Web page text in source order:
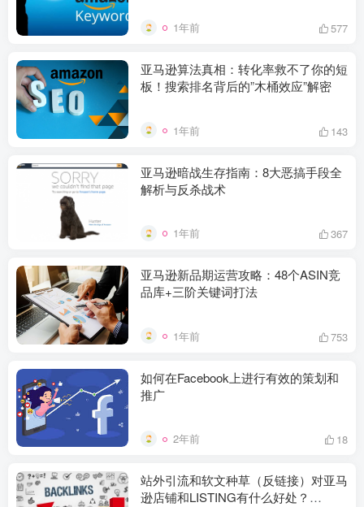
1年前 577
亚马逊算法真相：转化率救不了你的短
板！搜索排名背后的”木桶效应”解密
1年前 143
亚马逊暗战生存指南：8大恶搞手段全
解析与反杀战术
1年前 367
亚马逊新品期运营攻略：48个ASIN竞
品库+三阶关键词打法
1年前 753
如何在Facebook上进行有效的策划和
推广
2年前 18
站外引流和软文种草（反链接）对亚马
逊店铺和LISTING有什么好处？